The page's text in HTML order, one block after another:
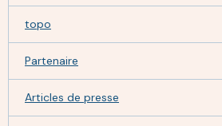
topo
Partenaire
Articles de presse